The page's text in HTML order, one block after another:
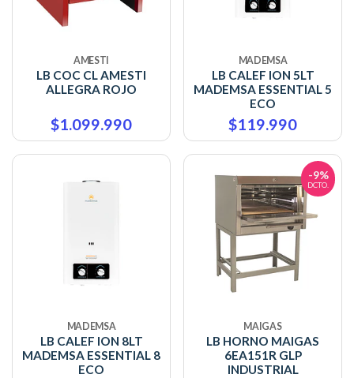
AMESTI
LB COC CL AMESTI
ALLEGRA ROJO
$1.099.990
MADEMSA
LB CALEF ION 5LT
MADEMSA ESSENTIAL 5
ECO
$119.990
MADEMSA
LB CALEF ION 8LT
MADEMSA ESSENTIAL 8
ECO
-9%
DCTO.
MAIGAS
LB HORNO MAIGAS
6EA151R GLP
INDUSTRIAL